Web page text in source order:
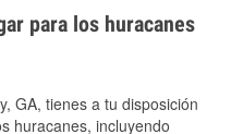
el agua estancada y
respaldo son
para los huracanes
GA, tienes a tu disposición
huracanes, incluyendo